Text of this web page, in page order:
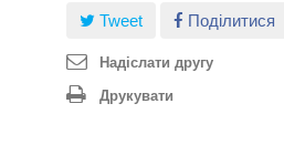
Tweet Поділитися
Надіслати другу
Друкувати